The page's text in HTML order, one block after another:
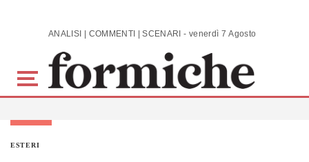
Skip to main content ANALISI | COMMENTI | SCENARI - venerdì 7 Agosto 2026
ESTERI